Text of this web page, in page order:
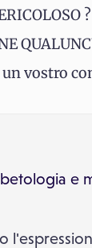
vostro
e